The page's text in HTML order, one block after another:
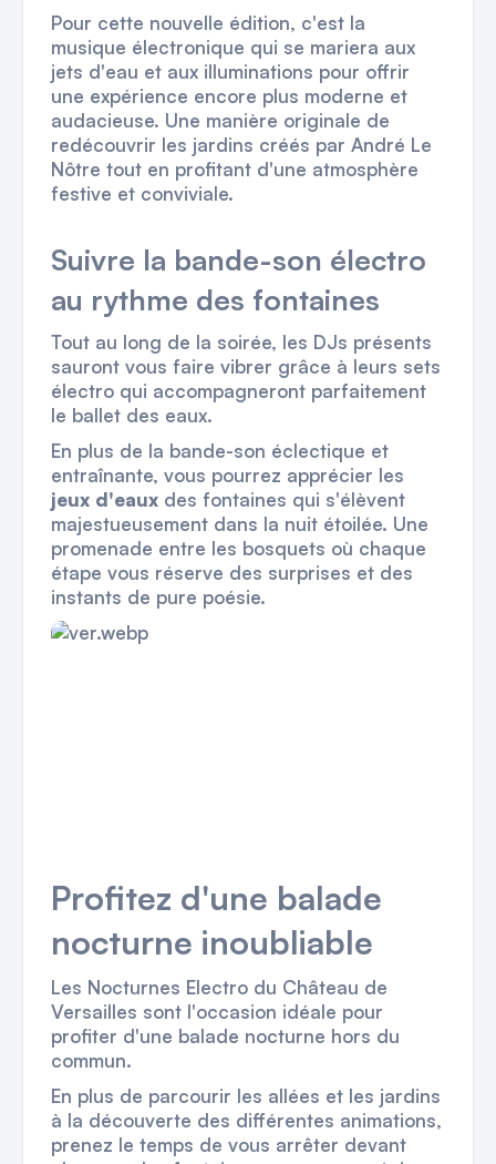
Pour cette nouvelle édition, c'est la
musique électronique qui se mariera aux
jets d'eau et aux illuminations pour offrir
une expérience encore plus moderne et
audacieuse. Une manière originale de
redécouvrir les jardins créés par André Le
Nôtre tout en profitant d'une atmosphère
festive et conviviale.
Suivre la bande-son électro
au rythme des fontaines
Tout au long de la soirée, les DJs présents
sauront vous faire vibrer grâce à leurs sets
électro qui accompagneront parfaitement
le ballet des eaux.
En plus de la bande-son éclectique et
entraînante, vous pourrez apprécier les
jeux d'eaux des fontaines qui s'élèvent
majestueusement dans la nuit étoilée. Une
promenade entre les bosquets où chaque
étape vous réserve des surprises et des
instants de pure poésie.
Profitez d'une balade
nocturne inoubliable
Les Nocturnes Electro du Château de
Versailles sont l'occasion idéale pour
profiter d'une balade nocturne hors du
commun.
En plus de parcourir les allées et les jardins
à la découverte des différentes animations,
prenez le temps de vous arrêter devant